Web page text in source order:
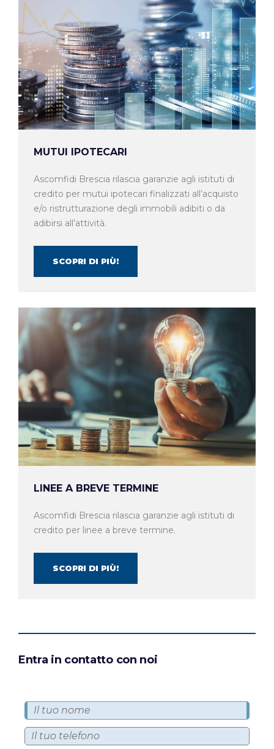
MUTUI IPOTECARI
Ascomfidi Brescia rilascia garanzie agli istituti di
credito per mutui ipotecari finalizzati all’acquisto
e/o ristrutturazione degli immobili adibiti o da
adibirsi all’attività.
SCOPRI DI PIÙ!
LINEE A BREVE TERMINE
Ascomfidi Brescia rilascia garanzie agli istituti di
credito per linee a breve termine.
SCOPRI DI PIÙ!
Entra in contatto con noi